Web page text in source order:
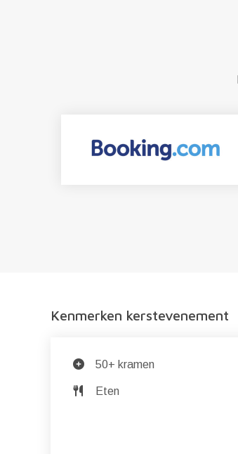
Kenmerken kerstevenement
50+ kramen
Eten